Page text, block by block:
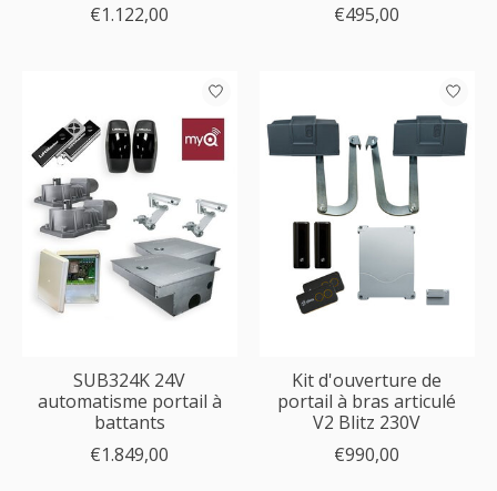
€1.122,00
€495,00
SUB324K 24V
automatisme portail à
battants
€1.849,00
Kit d'ouverture de
portail à bras articulé
V2 Blitz 230V
€990,00